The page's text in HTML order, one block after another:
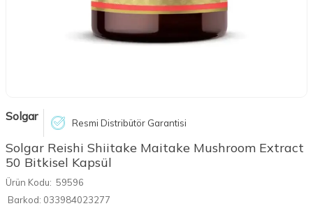
Solgar Resmi Distribütör Garantisi
Solgar Reishi Shiitake Maitake Mushroom Extract
50 Bitkisel Kapsül
Ürün Kodu: 59596
Barkod: 033984023277